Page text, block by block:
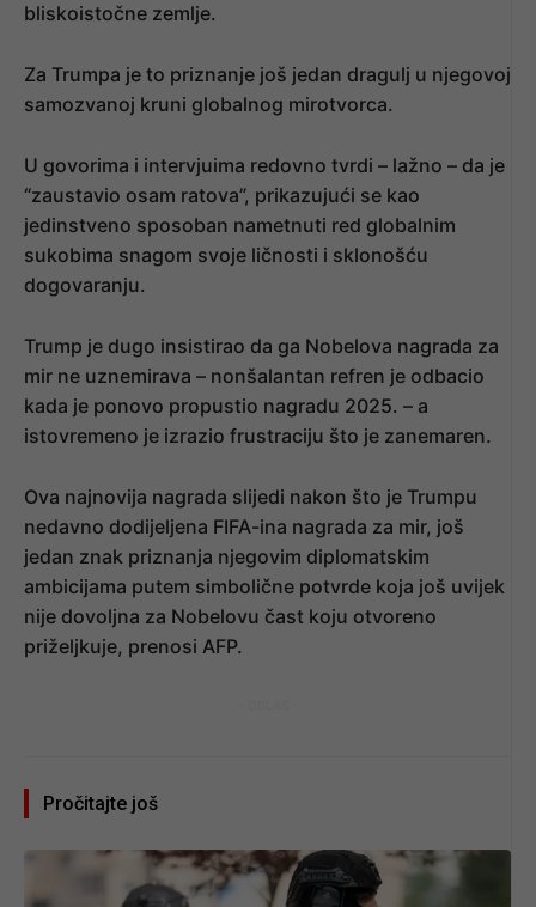
bliskoistočne zemlje.
Za Trumpa je to priznanje još jedan dragulj u njegovoj
samozvanoj kruni globalnog mirotvorca.
U govorima i intervjuima redovno tvrdi – lažno – da je
“zaustavio osam ratova”, prikazujući se kao
jedinstveno sposoban nametnuti red globalnim
sukobima snagom svoje ličnosti i sklonošću
dogovaranju.
Trump je dugo insistirao da ga Nobelova nagrada za
mir ne uznemirava – nonšalantan refren je odbacio
kada je ponovo propustio nagradu 2025. – a
istovremeno je izrazio frustraciju što je zanemaren.
Ova najnovija nagrada slijedi nakon što je Trumpu
nedavno dodijeljena FIFA-ina nagrada za mir, još
jedan znak priznanja njegovim diplomatskim
ambicijama putem simbolične potvrde koja još uvijek
nije dovoljna za Nobelovu čast koju otvoreno
priželjkuje, prenosi AFP.
Pročitajte još